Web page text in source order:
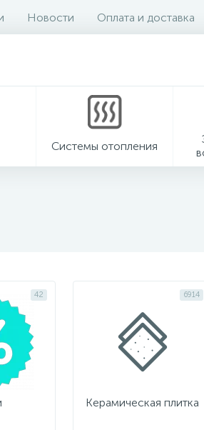
Новости Оплата и доставка
Системы отопления
42 6914
Керамическая плитка